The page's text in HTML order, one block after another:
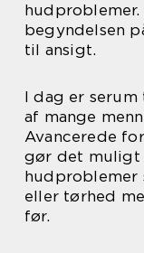
begyndelsen
til ansigt.
I dag er
af mange
Avancerede
gør det muligt
hudproblemer
eller tørhed
før.